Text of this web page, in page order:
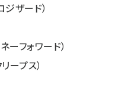
ザード）
ーフォワード）
ープス）